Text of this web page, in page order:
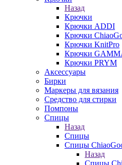
Назад
Крючки
Крючки ADDI
Крючки
Крючки KnitPro
Крючки
Крючки PRYM
Аксессуары
Бирки
Маркеры для вязания
Средство для стирки
Помпоны
Спицы
Назад
Спицы
Спицы
Назад
Спицы